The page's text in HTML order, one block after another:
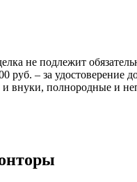
не подлежит
руб. – за удостоверение
внуки, полнородные и